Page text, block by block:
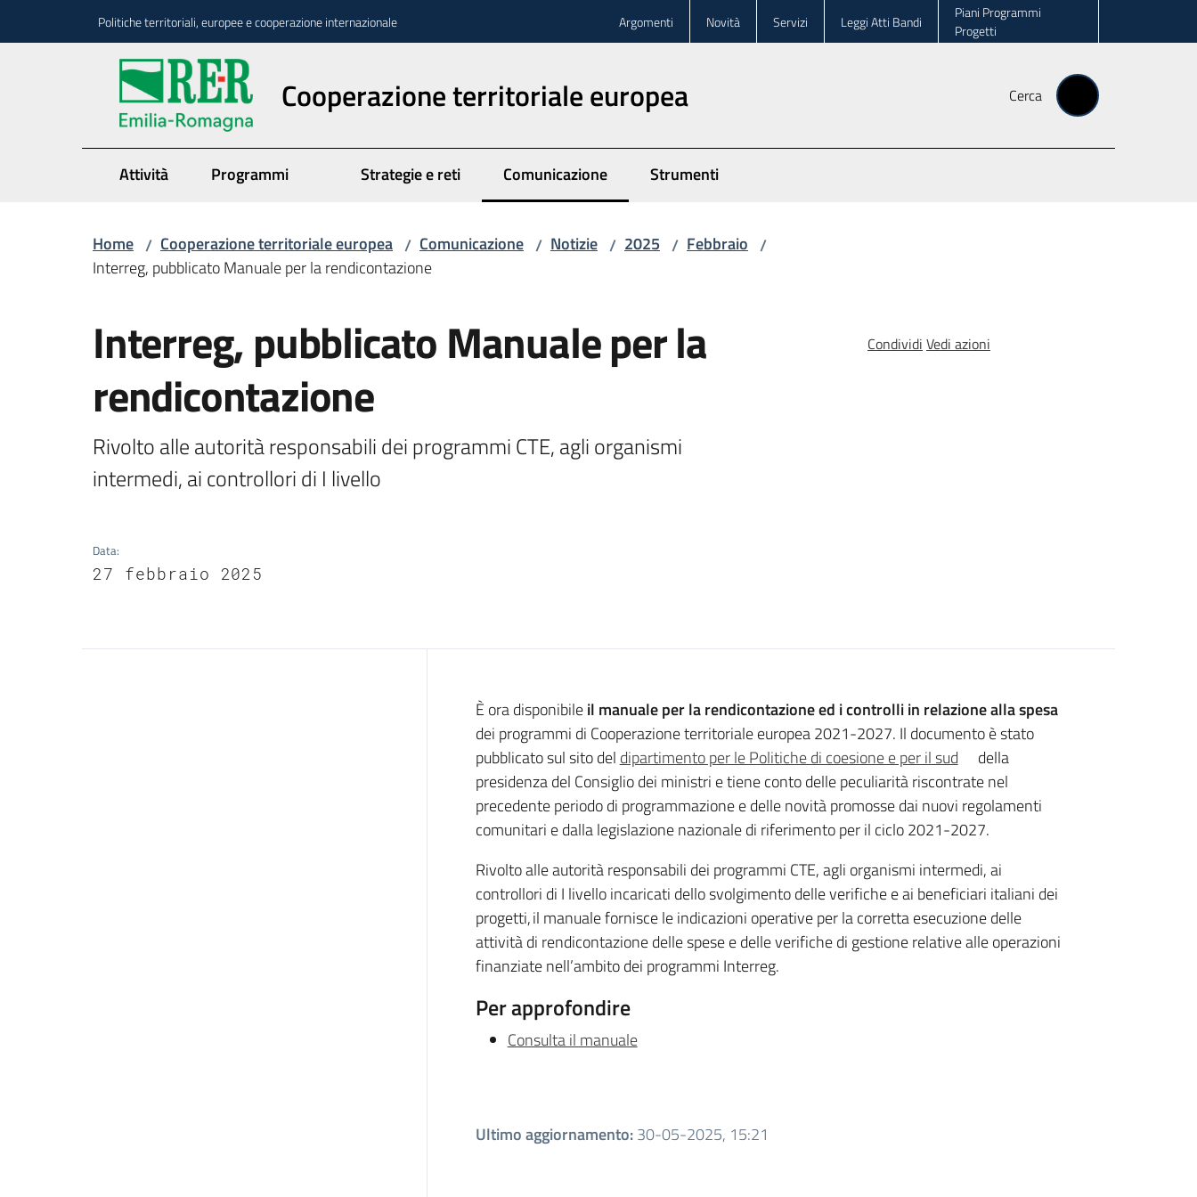
Politiche territoriali, europee e cooperazione internazionale Argomenti Novità Servizi Leggi Atti Bandi
Piani Programmi
Progetti
Cooperazione territoriale europea Cerca
Attività Programmi Strategie e reti Comunicazione
Menu selezionato Strumenti
Home / Cooperazione territoriale europea / Comunicazione / Notizie / 2025 / Febbraio /
Interreg, pubblicato Manuale per la rendicontazione
Interreg, pubblicato Manuale per la
rendicontazione
Rivolto alle autorità responsabili dei programmi CTE, agli organismi
intermedi, ai controllori di I livello
Data:
27 febbraio 2025
Condividi Vedi azioni
Introduzione
È ora disponibileil manuale per la rendicontazione ed i controlli in relazione alla spesa
dei programmi di Cooperazione territoriale europea 2021-2027. Il documento è stato
pubblicato sul sito del dipartimento per le Politiche di coesione e per il sud
della
presidenza del Consiglio dei ministri e tiene conto delle peculiarità riscontrate nel
precedente periodo di programmazione e delle novità promosse dai nuovi regolamenti
comunitari e dalla legislazione nazionale di riferimento per il ciclo 2021-2027.
Rivolto alle autorità responsabili dei programmi CTE, agli organismi intermedi, ai
controllori di I livello incaricati dello svolgimento delle verifiche e ai beneficiari italiani dei
progetti, il manuale fornisce le indicazioni operative per la corretta esecuzione delle
attività di rendicontazione delle spese e delle verifiche di gestione relative alle operazioni
finanziate nell’ambito dei programmi Interreg.
Per approfondire
Consulta il manuale
Ultimo aggiornamento:30-05-2025, 15:21